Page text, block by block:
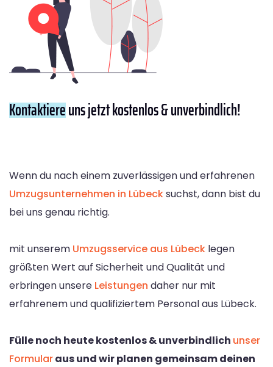
Kontaktiereuns jetzt kostenlos & unverbindlich!
Wenn du nach einem zuverlässigen und erfahrenen
Umzugsunternehmen in Lübecksuchst, dann bist du
bei uns genau richtig.
mit unserem Umzugsservice aus Lübeck legen
größten Wert auf Sicherheit und Qualität und
erbringen unsere Leistungen daher nur mit
erfahrenem und qualifiziertem Personal aus Lübeck.
Fülle noch heute kostenlos & unverbindlich unser
Formularaus und wir planen gemeinsam deinen